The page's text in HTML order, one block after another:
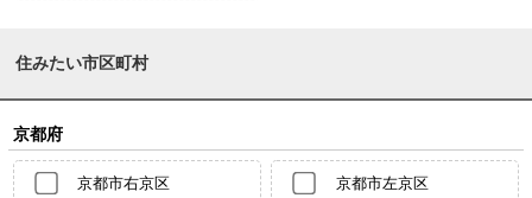
住みたい市区町村
京都府
京都市右京区 京都市左京区